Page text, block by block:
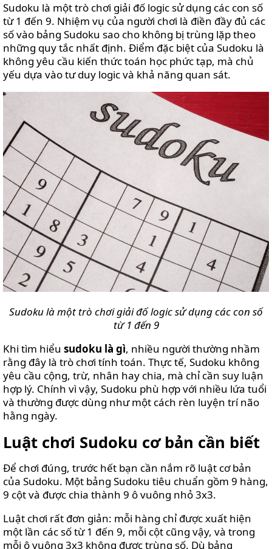
Sudoku là một trò chơi giải đố logic sử dụng các con số
từ 1 đến 9. Nhiệm vụ của người chơi là điền đầy đủ các
số vào bảng Sudoku sao cho không bị trùng lặp theo
những quy tắc nhất định. Điểm đặc biệt của Sudoku là
không yêu cầu kiến thức toán học phức tạp, mà chủ
yếu dựa vào tư duy logic và khả năng quan sát.
Sudoku là một trò chơi giải đố logic sử dụng các con số
từ 1 đến 9
Khi tìm hiểu sudoku là gì, nhiều người thường nhầm
rằng đây là trò chơi tính toán. Thực tế, Sudoku không
yêu cầu cộng, trừ, nhân hay chia, mà chỉ cần suy luận
hợp lý. Chính vì vậy, Sudoku phù hợp với nhiều lứa tuổi
và thường được dùng như một cách rèn luyện trí não
hằng ngày.
Luật chơi Sudoku cơ bản cần biết
Để chơi đúng, trước hết bạn cần nắm rõ luật cơ bản
của Sudoku. Một bảng Sudoku tiêu chuẩn gồm 9 hàng,
9 cột và được chia thành 9 ô vuông nhỏ 3x3.
Luật chơi rất đơn giản: mỗi hàng chỉ được xuất hiện
một lần các số từ 1 đến 9, mỗi cột cũng vậy, và trong
mỗi ô vuông 3x3 không được trùng số. Dù bảng